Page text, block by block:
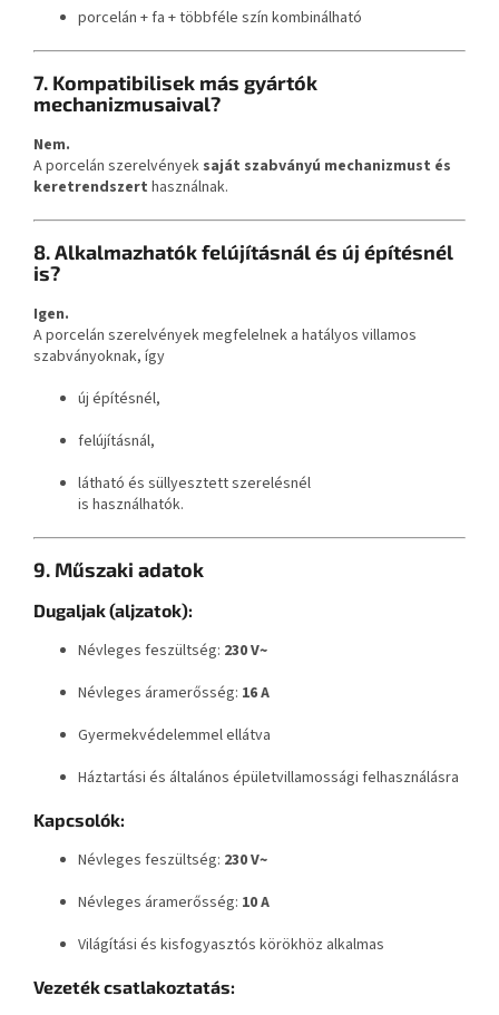
porcelán + fa + többféle szín kombinálható
7. Kompatibilisek más gyártók
mechanizmusaival?
Nem.
A porcelán szerelvények saját szabványú mechanizmust és
keretrendszert használnak.
8. Alkalmazhatók felújításnál és új építésnél
is?
Igen.
A porcelán szerelvények megfelelnek a hatályos villamos
szabványoknak, így
új építésnél,
felújításnál,
látható és süllyesztett szerelésnél
is használhatók.
9. Műszaki adatok
Dugaljak (aljzatok):
Névleges feszültség: 230 V~
Névleges áramerősség: 16 A
Gyermekvédelemmel ellátva
Háztartási és általános épületvillamossági felhasználásra
Kapcsolók:
Névleges feszültség: 230 V~
Névleges áramerősség: 10 A
Világítási és kisfogyasztós körökhöz alkalmas
Vezeték csatlakoztatás: